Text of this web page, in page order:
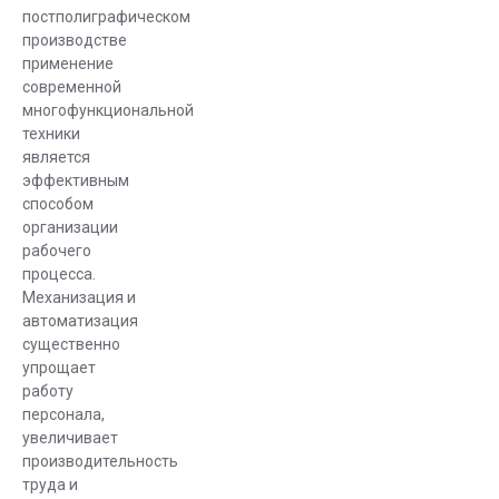
До появления
режущих
плоттеров
вывески,
афиши и
другая
наружная
реклама
создавались
вручную с
помощью
красок. После
того как
появились
полимерные
самоклеющиеся
пленки,
постполиграфическом
производстве
применение
современной
многофункциональной
техники
является
эффективным
способом
организации
рабочего
процесса.
Механизация и
автоматизация
существенно
упрощает
работу
персонала,
увеличивает
производительность
труда и